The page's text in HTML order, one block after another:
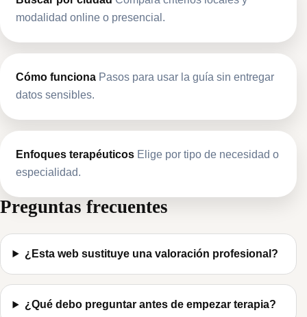
modalidad online o presencial.
Cómo funciona Pasos para usar la guía sin entregar
datos sensibles.
Enfoques terapéuticos Elige por tipo de necesidad o
especialidad.
Preguntas frecuentes
¿Esta web sustituye una valoración profesional?
¿Qué debo preguntar antes de empezar terapia?